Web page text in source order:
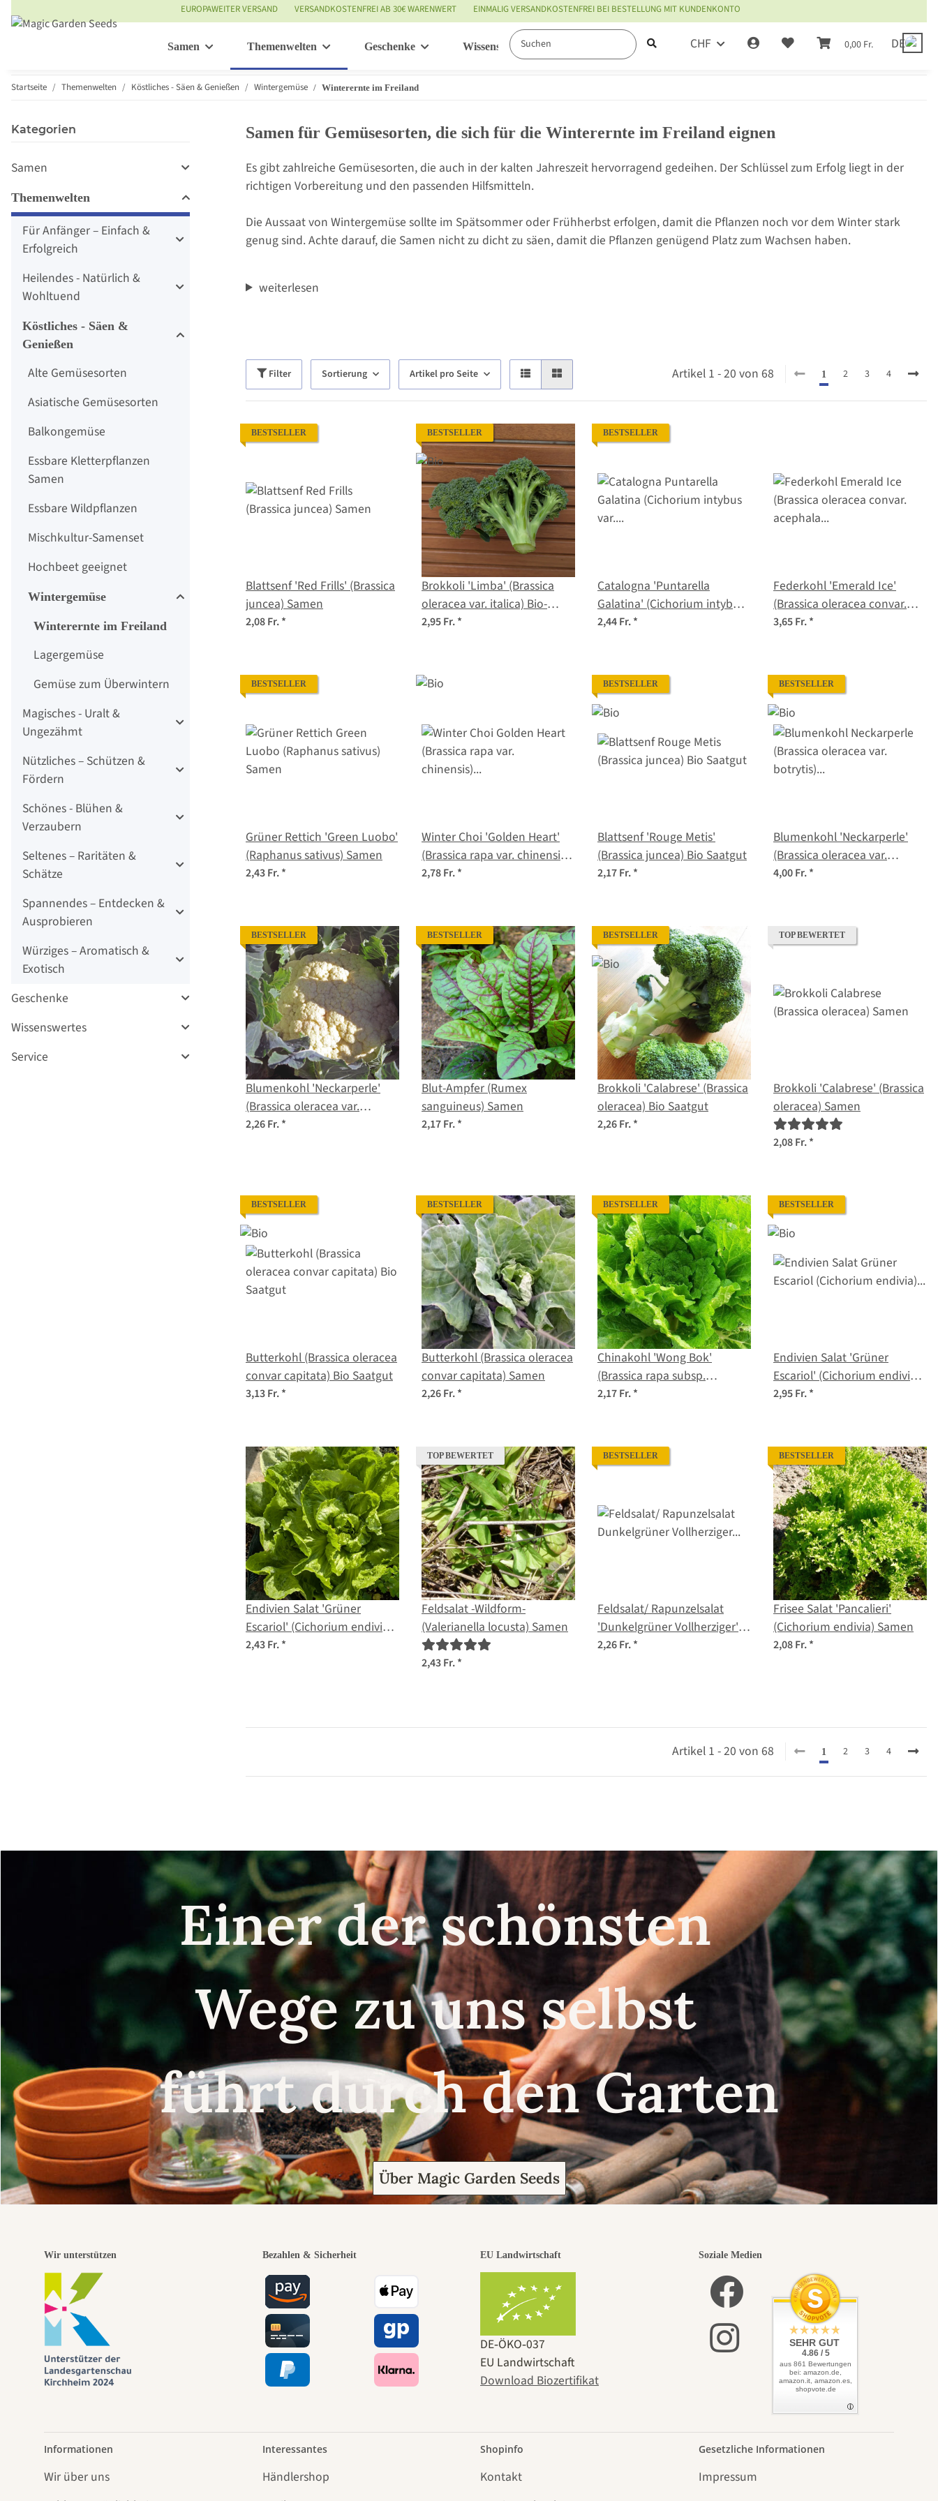
EUROPAWEITER VERSAND VERSANDKOSTENFREI AB 30€ WARENWERT EINMALIG VERSANDKOSTENFREI BEI BESTELLUNG MIT KUNDENKONTO
CHF 0,00 Fr. DE
Samen Themenwelten Geschenke Wissenswertes
Startseite Themenwelten Köstliches - Säen & Genießen Wintergemüse Winterernte im Freiland
Samen für Gemüsesorten, die sich für die Winterernte im Freiland eignen
Es gibt zahlreiche Gemüsesorten, die auch in der kalten Jahreszeit hervorragend gedeihen. Der Schlüssel zum Erfolg liegt in der
richtigen Vorbereitung und den passenden Hilfsmitteln.
Die Aussaat von Wintergemüse sollte im Spätsommer oder Frühherbst erfolgen, damit die Pflanzen noch vor dem Winter stark
genug sind. Achte darauf, die Samen nicht zu dicht zu säen, damit die Pflanzen genügend Platz zum Wachsen haben.
weiterlesen
Filter Sortierung Artikel pro Seite Artikel 1 - 20 von 68 1 2 3 4
BESTSELLER
Blattsenf 'Red Frills' (Brassica
juncea) Samen
2,08 Fr.*
BESTSELLER
Brokkoli 'Limba' (Brassica
oleracea var. italica) Bio-
Saatgut
2,95 Fr.*
BESTSELLER
Catalogna 'Puntarella
Galatina' (Cichorium intybus
var. foliosum) Samen
2,44 Fr.*
Federkohl 'Emerald Ice'
(Brassica oleracea convar.
acephala var. sabellica)
3,65 Fr.*
BESTSELLER
Grüner Rettich 'Green Luobo'
(Raphanus sativus) Samen
2,43 Fr.*
Winter Choi 'Golden Heart'
(Brassica rapa var. chinensis)
Bio-Saatgut
2,78 Fr.*
BESTSELLER
Blattsenf 'Rouge Metis'
(Brassica juncea) Bio Saatgut
2,17 Fr.*
BESTSELLER
Blumenkohl 'Neckarperle'
(Brassica oleracea var.
botrytis) Bio Saatgut
4,00 Fr.*
BESTSELLER
Blumenkohl 'Neckarperle'
(Brassica oleracea var.
botrytis) Samen
2,26 Fr.*
BESTSELLER
Blut-Ampfer (Rumex
sanguineus) Samen
2,17 Fr.*
BESTSELLER
Brokkoli 'Calabrese' (Brassica
oleracea) Bio Saatgut
2,26 Fr.*
TOP BEWERTET
Brokkoli 'Calabrese' (Brassica
oleracea) Samen
2,08 Fr.*
BESTSELLER
Butterkohl (Brassica oleracea
convar capitata) Bio Saatgut
3,13 Fr.*
BESTSELLER
Butterkohl (Brassica oleracea
convar capitata) Samen
2,26 Fr.*
BESTSELLER
Chinakohl 'Wong Bok'
(Brassica rapa subsp.
pekinensis) Samen
2,17 Fr.*
BESTSELLER
Endivien Salat 'Grüner
Escariol' (Cichorium endivia)
Bio Saatgut
2,95 Fr.*
Endivien Salat 'Grüner
Escariol' (Cichorium endivia)
Samen
2,43 Fr.*
TOP BEWERTET
Feldsalat -Wildform-
(Valerianella locusta) Samen
2,43 Fr.*
BESTSELLER
Feldsalat/ Rapunzelsalat
'Dunkelgrüner Vollherziger'
(Valerianella locusta) Samen
2,26 Fr.*
BESTSELLER
Frisee Salat 'Pancalieri'
(Cichorium endivia) Samen
2,08 Fr.*
Artikel 1 - 20 von 68 1 2 3 4
Kategorien
Samen
Themenwelten
Für Anfänger – Einfach &
Erfolgreich
Heilendes - Natürlich &
Wohltuend
Köstliches - Säen &
Genießen
Alte Gemüsesorten
Asiatische Gemüsesorten
Balkongemüse
Essbare Kletterpflanzen
Samen
Essbare Wildpflanzen
Mischkultur-Samenset
Hochbeet geeignet
Wintergemüse
Winterernte im Freiland
Lagergemüse
Gemüse zum Überwintern
Magisches - Uralt &
Ungezähmt
Nützliches – Schützen &
Fördern
Schönes - Blühen &
Verzaubern
Seltenes – Raritäten &
Schätze
Spannendes – Entdecken &
Ausprobieren
Würziges – Aromatisch &
Exotisch
Geschenke
Wissenswertes
Service
Einer der schönsten
Wege zu uns selbst
führt durch den Garten
Über Magic Garden Seeds
Wir unterstützen Bezahlen & Sicherheit EU Landwirtschaft
DE‑ÖKO‑037
EU Landwirtschaft
Download Biozertifikat
Soziale Medien
SEHR GUT
4.86 / 5
aus 861 Bewertungen
bei: amazon.de,
amazon.it, amazon.es,
shopvote.de
Informationen
Wir über uns
Interessantes
Händlershop
Shopinfo
Kontakt
Gesetzliche Informationen
Impressum